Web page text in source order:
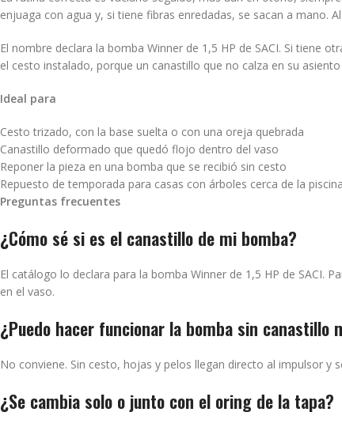
enjuaga con agua y, si tiene fibras enredadas, se sacan a mano.
El nombre declara la bomba Winner de 1,5 HP de SACI. Si tiene
el cesto instalado, porque un canastillo que no calza en su
Ideal para
Cesto trizado, con la base suelta o con una oreja quebrada
Canastillo deformado que quedó flojo dentro del vaso
Reponer la pieza en una bomba que se recibió sin cesto
Repuesto de temporada para casas con árboles cerca de la piscina
Preguntas frecuentes
¿Cómo sé si es el canastillo de mi bomba?
El catálogo lo declara para la bomba Winner de 1,5 HP de SACI.
en el vaso.
¿Puedo hacer funcionar la bomba sin canastillo
No conviene. Sin cesto, hojas y pelos llegan directo al impulsor y
¿Se cambia solo o junto con el oring de la tapa?